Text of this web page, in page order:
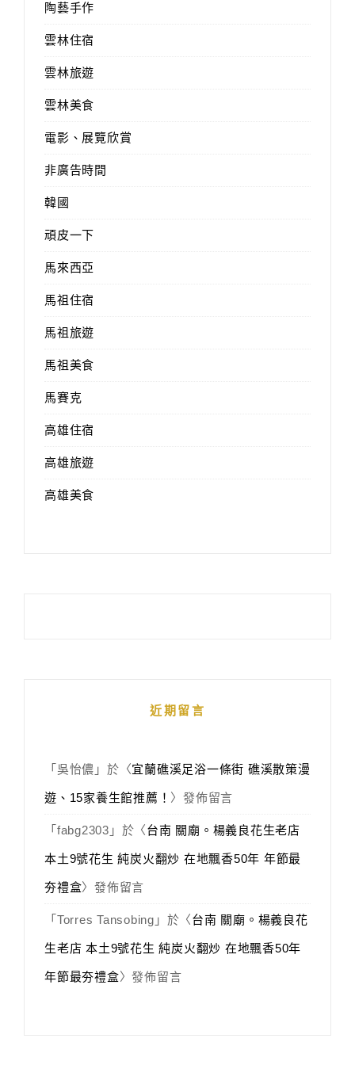
陶藝手作
雲林住宿
雲林旅遊
雲林美食
電影、展覽欣賞
非廣告時間
韓國
頑皮一下
馬來西亞
馬祖住宿
馬祖旅遊
馬祖美食
馬賽克
高雄住宿
高雄旅遊
高雄美食
近期留言
「 吳怡儂 」於〈宜蘭礁溪足浴一條街 礁溪散策漫
遊、15家養生館推薦！ 〉發佈留言
「 fabg2303 」於〈台南 關廟。楊義良花生老店
本土9號花生 純炭火翻炒 在地飄香50年 年節最
夯禮盒〉發佈留言
「 Torres Tansobing 」於〈台南 關廟。楊義良花
生老店 本土9號花生 純炭火翻炒 在地飄香50年
年節最夯禮盒〉發佈留言